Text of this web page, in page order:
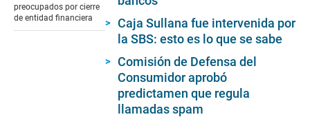
7
minutes,
preocupados por cierre
de entidad financiera
Caja Sullana fue intervenida por
la SBS: esto es lo que se sabe
Comisión de Defensa del
Consumidor aprobó
predictamen que regula
llamadas spam